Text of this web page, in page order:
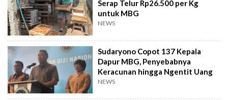
Serap Telur Rp26.500 per Kg
untuk MBG
NEWS
Sudaryono Copot 137 Kepala
Dapur MBG, Penyebabnya
Keracunan hingga Ngentit Uang
NEWS